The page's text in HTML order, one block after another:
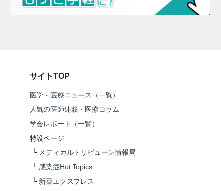
サイトTOP
医学・医療ニュース（一覧）
人気の医師連載・医療コラム
学会レポート（一覧）
特設ページ
└ メディカルトリビューン情報局
└ 感染症Hot Topics
└ 新薬エクスプレス